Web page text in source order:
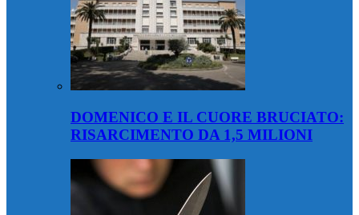
DOMENICO E IL CUORE BRUCIATO:
RISARCIMENTO DA 1,5 MILIONI